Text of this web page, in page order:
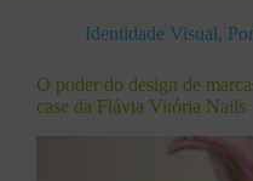
Identidade Visual,
O poder do design de
case da Flávia Vitória Nails